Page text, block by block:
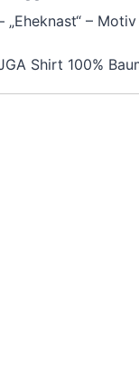
„Eheknast“ –
Shirt 100%